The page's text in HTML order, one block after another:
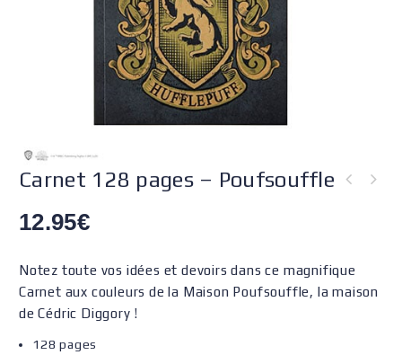
Carnet 128 pages – Poufsouffle
12.95€
Notez toute vos idées et devoirs dans ce magnifique
Carnet aux couleurs de la Maison Poufsouffle, la maison
de Cédric Diggory !
128 pages